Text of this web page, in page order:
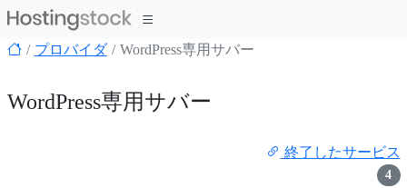
プロバイダ WordPress専用サバー
WordPress専用サバー
終了したサービス
4